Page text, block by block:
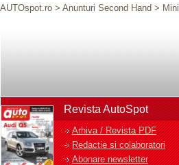
AUTOspot.ro > Anunturi Second Hand > Mini
Revista AutoSpot
Arhiva / Revista PDF
Redactie si colaboratori
Abonare newsletter